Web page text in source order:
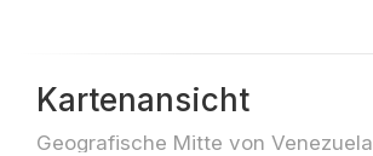
Kartenansicht
Geografische Mitte von Venezuela